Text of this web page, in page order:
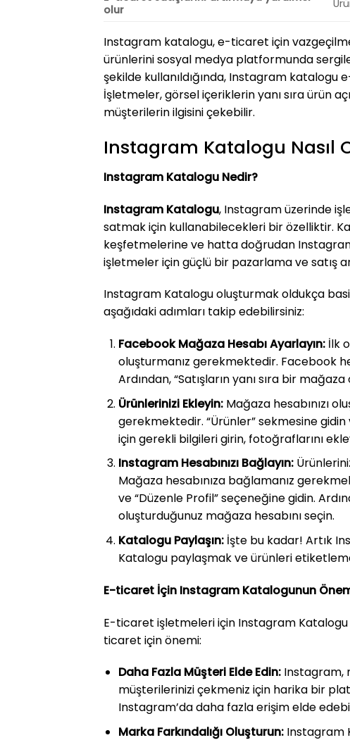
olur
Instagram katalogu, e-ticaret için
ürünlerini sosyal medya platformunda
şekilde kullanıldığında, Instagram katalogu
İşletmeler, görsel içeriklerin yanı sıra ürün
müşterilerin ilgisini çekebilir.
Instagram Katalogu Nasıl
Instagram Katalogu Nedir?
Instagram Katalogu, Instagram üzerinde
satmak için kullanabilecekleri bir özelliktir.
keşfetmelerine ve hatta doğrudan
işletmeler için güçlü bir pazarlama ve satış
Instagram Katalogu oluşturmak oldukça
aşağıdaki adımları takip edebilirsiniz:
Facebook Mağaza Hesabı Ayarlayın:İlk
oluşturmanız gerekmektedir. Facebook
Ardından, “Satışların yanı sıra bir
Ürünlerinizi Ekleyin:Mağaza hesabınızı
gerekmektedir. “Ürünler” sekmesine gidin
için gerekli bilgileri girin, fotoğraflarını
Instagram Hesabınızı Bağlayın:
Mağaza hesabınıza bağlamanız
ve “Düzenle Profil” seçeneğine gidin.
oluşturduğunuz mağaza hesabını seçin.
Katalogu Paylaşın:İşte bu kadar! Artık
Katalogu paylaşmak ve ürünleri
E-ticaret İçin Instagram Katalogunun
E-ticaret işletmeleri için Instagram
ticaret için önemi:
Daha Fazla Müşteri Elde Edin:Instagram,
müşterilerinizi çekmeniz için harika bir
Instagram’da daha fazla erişim elde
Marka Farkındalığı Oluşturun:Instagram